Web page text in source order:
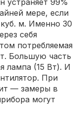
мере, если
м. Именно 30
себя
потребляемая
Большую часть
лампа (15 Вт). И
При
— замеры в
могут